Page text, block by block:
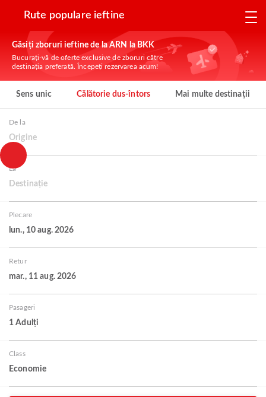
Rute populare ieftine
Găsiți zboruri ieftine de la ARN la BKK
Bucurați-vă de oferte exclusive de zboruri către
destinația preferată. Începeți rezervarea acum!
Sens unic Călătorie dus-întors Mai multe destinații
De la
Origine
La
Destinație
Plecare
lun., 10 aug. 2026
Retur
mar., 11 aug. 2026
Pasageri
1 Adulți
Class
Economie